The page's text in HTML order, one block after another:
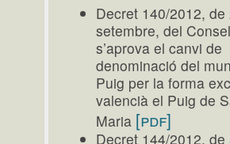
Decret 140/2012, de
setembre, del
s’aprova el canvi de
denominació del
Puig per la forma
valencià el Puig de
Maria [pdf]
Decret 144/2012, de